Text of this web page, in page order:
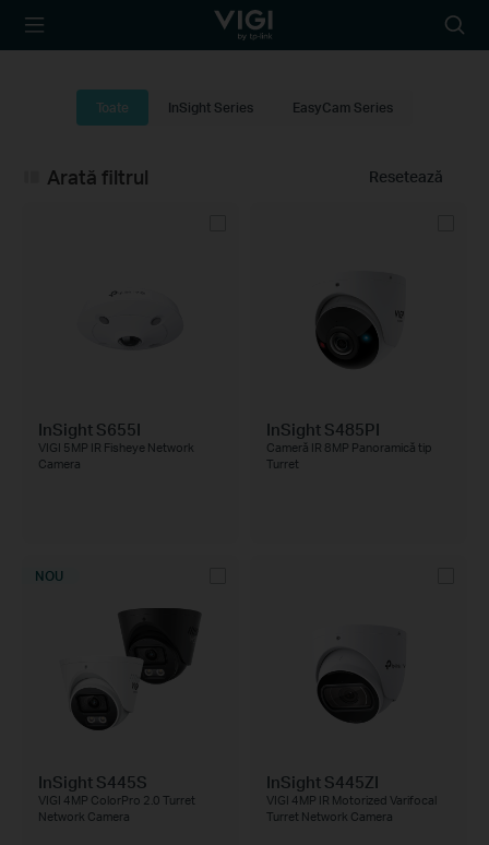
TP-Link, Reliably
icon
Toate InSight Series EasyCam Series
Resetează
Arată filtrul
InSight S655I
VIGI 5MP IR Fisheye Network
Camera
InSight S485PI
Cameră IR 8MP Panoramică tip
Turret
NOU
InSight S445S
VIGI 4MP ColorPro 2.0 Turret
Network Camera
InSight S445ZI
VIGI 4MP IR Motorized Varifocal
Turret Network Camera